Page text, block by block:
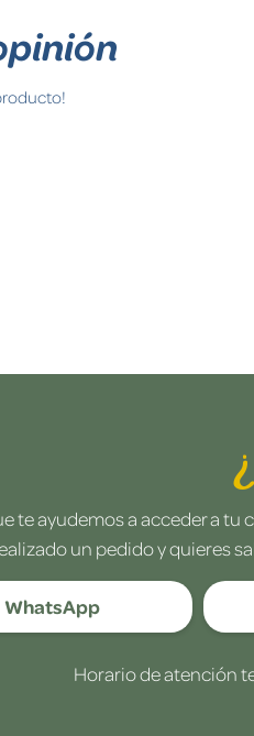
te ayudemos a acceder a
un pedido y quieres
WhatsApp
Horario de atención